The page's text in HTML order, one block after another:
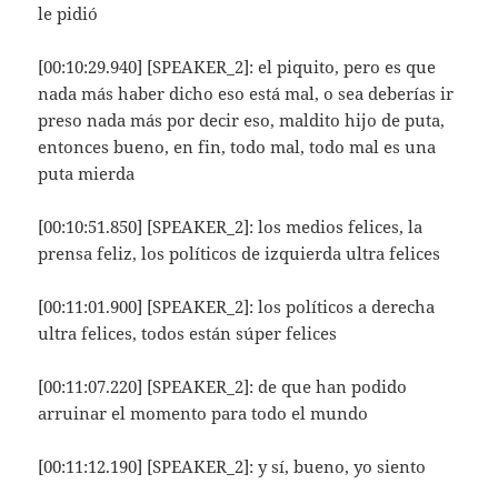
le pidió
[00:10:29.940] [SPEAKER_2]: el piquito, pero es que
nada más haber dicho eso está mal, o sea deberías ir
preso nada más por decir eso, maldito hijo de puta,
entonces bueno, en fin, todo mal, todo mal es una
puta mierda
[00:10:51.850] [SPEAKER_2]: los medios felices, la
prensa feliz, los políticos de izquierda ultra felices
[00:11:01.900] [SPEAKER_2]: los políticos a derecha
ultra felices, todos están súper felices
[00:11:07.220] [SPEAKER_2]: de que han podido
arruinar el momento para todo el mundo
[00:11:12.190] [SPEAKER_2]: y sí, bueno, yo siento